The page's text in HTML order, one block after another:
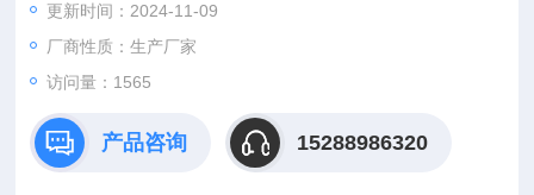
【价格】:按规格,产地(国产/进口)以及生产(仅限国产产品)不同价
格有异
更新时间：2024-11-09
厂商性质：生产厂家
访问量：1565
产品咨询 15288986320